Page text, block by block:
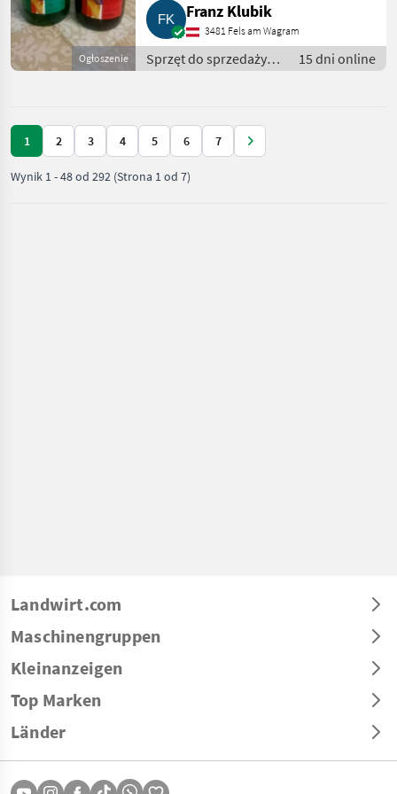
Ogłoszenie
Franz Klubik
3481 Fels am Wagram
Sprzęt do sprzedaży
pośredniej / Inny
15 dni online
1 2 3 4 5 6 7
Wynik 1-48od 292 (Strona 1 od 7)
Landwirt.com
Maschinengruppen
Kleinanzeigen
Top Marken
Länder